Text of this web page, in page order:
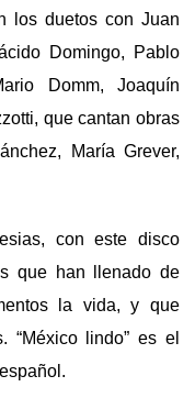
los duetos con Juan
Domingo, Pablo
Domm, Joaquín
que cantan obras
María Grever,
con este disco
que han llenado de
la vida, y que
“México lindo” es el